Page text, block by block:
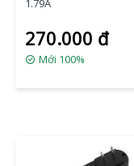
1.79A
270.000 đ
Mới 100%